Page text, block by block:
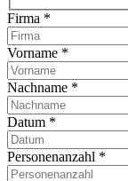
Firma *
Vorname *
Nachname *
Datum *
Personenanzahl *